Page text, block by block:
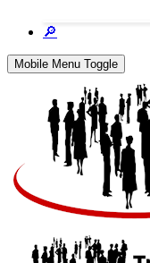
🔎
Mobile Menu Toggle